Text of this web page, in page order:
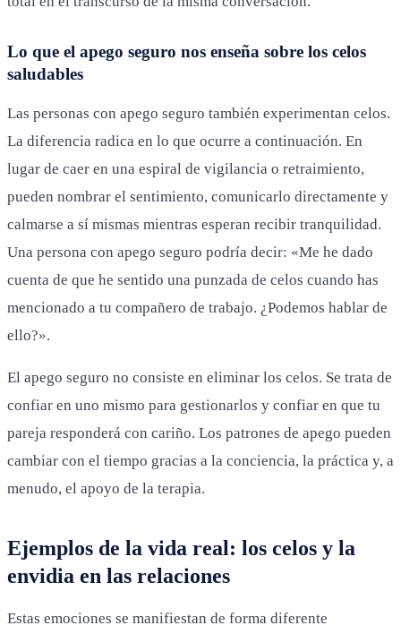
Lo que el apego seguro nos enseña sobre los celos
saludables
Las personas con apego seguro también experimentan celos.
La diferencia radica en lo que ocurre a continuación. En
lugar de caer en una espiral de vigilancia o retraimiento,
pueden nombrar el sentimiento, comunicarlo directamente y
calmarse a sí mismas mientras esperan recibir tranquilidad.
Una persona con apego seguro podría decir: «Me he dado
cuenta de que he sentido una punzada de celos cuando has
mencionado a tu compañero de trabajo. ¿Podemos hablar de
ello?».
El apego seguro no consiste en eliminar los celos. Se trata de
confiar en uno mismo para gestionarlos y confiar en que tu
pareja responderá con cariño. Los patrones de apego pueden
cambiar con el tiempo gracias a la conciencia, la práctica y, a
menudo, el apoyo de la terapia.
Ejemplos de la vida real: los celos y la
envidia en las relaciones
Estas emociones se manifiestan de forma diferente